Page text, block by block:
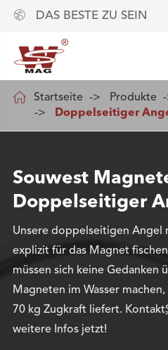
 DAS BESTE ZU SEIN
 Startseite Produkte
Doppelseitiger
Souwest
Doppelseitiger
Unsere doppelseitigen Angel
explizit für das Magnet
müssen sich keine Gedanken
Magneten im Wasser
70 kg Zugkraft liefert. Kontakt
weitere Infos jetzt!